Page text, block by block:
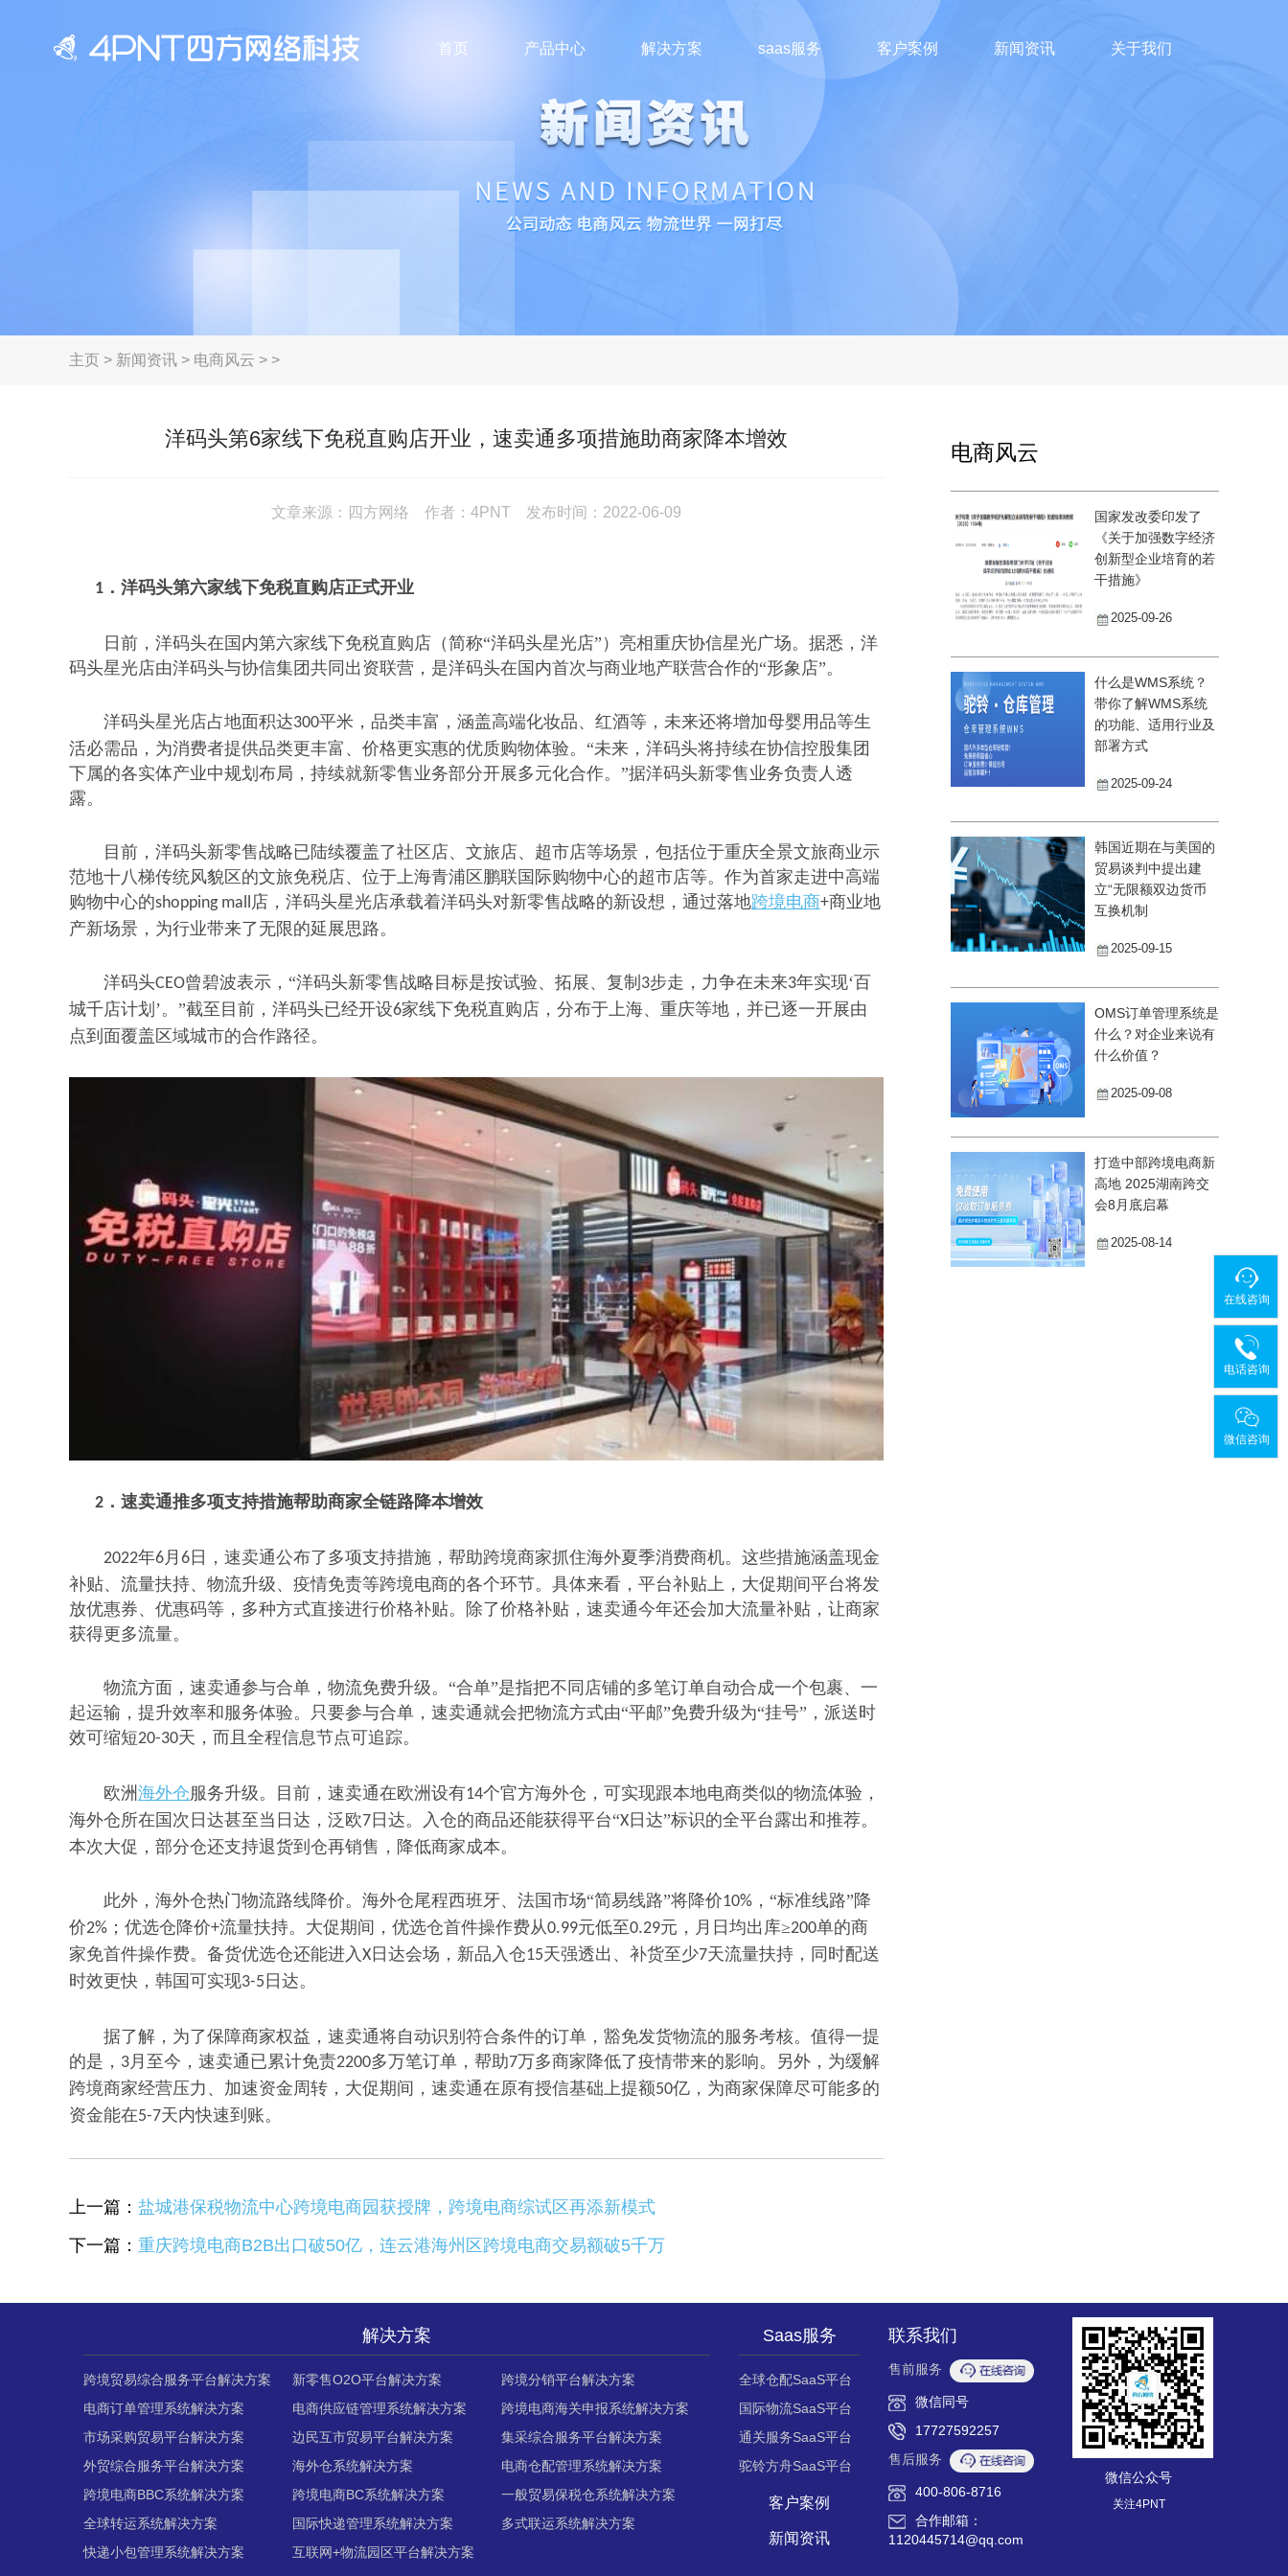
首页 产品中心 解决方案 saas服务 客户案例 新闻资讯 关于我们
主页 > 新闻资讯 > 电商风云 > >
洋码头第6家线下免税直购店开业，速卖通多项措施助商家降本增效
文章来源：四方网络 作者：4PNT 发布时间：2022-06-09
1． 洋码头第六家线下免税直购店正式开业
日前，洋码头在国内第六家线下免税直购店（简称“洋码头星光店”）亮相重庆协信星光广场。据悉，洋
码头星光店由洋码头与协信集团共同出资联营，是洋码头在国内首次与商业地产联营合作的“形象店”。
洋码头星光店占地面积达300平米，品类丰富，涵盖高端化妆品、红酒等，未来还将增加母婴用品等生
活必需品，为消费者提供品类更丰富、价格更实惠的优质购物体验。“未来，洋码头将持续在协信控股集团
下属的各实体产业中规划布局，持续就新零售业务部分开展多元化合作。”据洋码头新零售业务负责人透
露。
目前，洋码头新零售战略已陆续覆盖了社区店、文旅店、超市店等场景，包括位于重庆全景文旅商业示
范地十八梯传统风貌区的文旅免税店、位于上海青浦区鹏联国际购物中心的超市店等。作为首家走进中高端
购物中心的shopping mall店，洋码头星光店承载着洋码头对新零售战略的新设想，通过落地跨境电商+商业地
产新场景，为行业带来了无限的延展思路。
洋码头CEO曾碧波表示，“洋码头新零售战略目标是按试验、拓展、复制 3步走，力争在未来3年实现‘百
城千店计划’。”截至目前，洋码头已经开设6家线下免税直购店，分布于上海、重庆等地，并已逐一开展由
点到面覆盖区域城市的合作路径。
2． 速卖通推多项支持措施帮助商家全链路降本增效
2022年6 月 6日，速卖通公布了多项支持措施，帮助跨境商家抓住海外夏季消费商机。这些措施涵盖现金
补贴、流量扶持、物流升级、疫情免责等跨境电商的各个环节。具体来看，平台补贴上，大促期间平台将发
放优惠券、优惠码等，多种方式直接进行价格补贴。除了价格补贴，速卖通今年还会加大流量补贴，让商家
获得更多流量。
物流方面，速卖通参与合单，物流免费升级。 “合单”是指把不同店铺的多笔订单自动合成一个包裹、一
起运输，提升效率和服务体验。只要参与合单，速卖通就会把物流方式由“平邮”免费升级为“挂号”，派送时
效可缩短20-30天，而且全程信息节点可追踪。
欧洲海外仓服务升级。目前，速卖通在欧洲设有14个官方海外仓，可实现跟本地电商类似的物流体验，
海外仓所在国次日达甚至当日达，泛欧7日达。入仓的商品还能获得平台“X日达”标识的全平台露出和推荐。
本次大促，部分仓还支持退货到仓再销售，降低商家成本。
此外，海外仓热门物流路线降价。海外仓尾程西班牙、法国市场“简易线路”将降价10% ，“标准线路”降
价2% ；优选仓降价+流量扶持。大促期间，优选仓首件操作费从0.99元低至0.29元，月日均出库≥200单的商
家免首件操作费。备货优选仓还能进入 X日达会场，新品入仓15天强透出、补货至少7天流量扶持，同时配送
时效更快，韩国可实现3-5 日达。
据了解，为了保障商家权益，速卖通将自动识别符合条件的订单，豁免发货物流的服务考核。值得一提
的是， 3 月至今，速卖通已累计免责2200多万笔订单，帮助7万多商家降低了疫情带来的影响。另外，为缓解
跨境商家经营压力、加速资金周转，大促期间，速卖通在原有授信基础上提额50亿，为商家保障尽可能多的
资金能在5-7天内快速到账。
上一篇： 盐城港保税物流中心跨境电商园获授牌，跨境电商综试区再添新模式
下一篇： 重庆跨境电商B2B出口破50亿，连云港海州区跨境电商交易额破5千万
电商风云
国家发改委印发了
《关于加强数字经济
创新型企业培育的若
干措施》
2025-09-26
什么是WMS系统？
带你了解WMS系统
的功能、适用行业及
部署方式
2025-09-24
韩国近期在与美国的
贸易谈判中提出建
立“无限额双边货币
互换机制
2025-09-15
OMS订单管理系统是
什么？对企业来说有
什么价值？
2025-09-08
打造中部跨境电商新
高地 2025湖南跨交
会8月底启幕
2025-08-14
在线咨询
电话咨询
微信咨询
解决方案
跨境贸易综合服务平台解决方案 新零售O2O平台解决方案
跨境分销平台解决方案
电商订单管理系统解决方案
电商供应链管理系统解决方案
跨境电商海关申报系统解决方案
市场采购贸易平台解决方案
边民互市贸易平台解决方案
集采综合服务平台解决方案
外贸综合服务平台解决方案
海外仓系统解决方案
电商仓配管理系统解决方案
跨境电商BBC系统解决方案
跨境电商BC系统解决方案
一般贸易保税仓系统解决方案
全球转运系统解决方案
国际快递管理系统解决方案
多式联运系统解决方案
快递小包管理系统解决方案
互联网+物流园区平台解决方案
Saas服务
全球仓配SaaS平台
国际物流SaaS平台
通关服务SaaS平台
驼铃方舟SaaS平台
客户案例
新闻资讯
联系我们
售前服务
微信同号
17727592257
售后服务
400-806-8716
合作邮箱：
1120445714@qq.com
微信公众号
关注4PNT